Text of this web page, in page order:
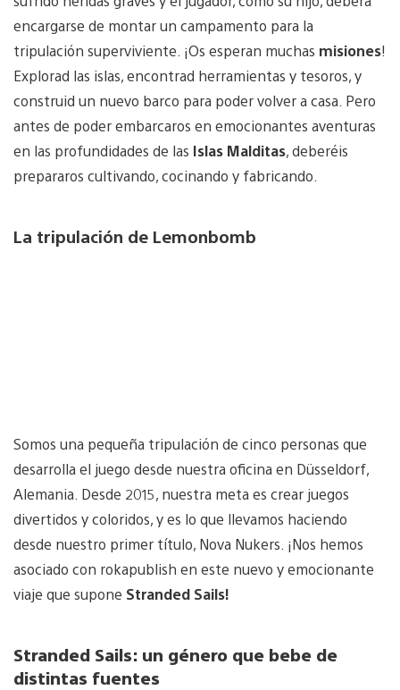
encargarse de montar un campamento para la
tripulación superviviente. ¡Os esperan muchas misiones!
Explorad las islas, encontrad herramientas y tesoros, y
construid un nuevo barco para poder volver a casa. Pero
antes de poder embarcaros en emocionantes aventuras
en las profundidades de las Islas Malditas, deberéis
prepararos cultivando, cocinando y fabricando.
La tripulación de Lemonbomb
Somos una pequeña tripulación de cinco personas que
desarrolla el juego desde nuestra oficina en Düsseldorf,
Alemania. Desde 2015, nuestra meta es crear juegos
divertidos y coloridos, y es lo que llevamos haciendo
desde nuestro primer título, Nova Nukers. ¡Nos hemos
asociado con rokapublish en este nuevo y emocionante
viaje que supone Stranded Sails!
Stranded Sails: un género que bebe de
distintas fuentes